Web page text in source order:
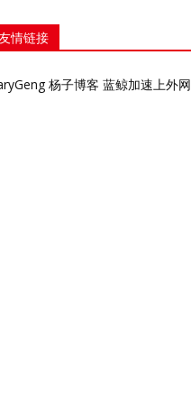
情链接
杨子博客 蓝鲸加速上外网